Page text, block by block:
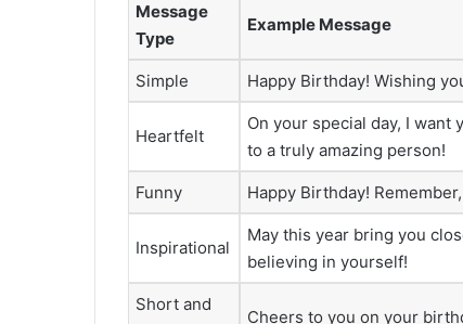
Message
Type
Example Message
Simple Happy Birthday! Wishing
Heartfelt
On your special day, I want
to a truly amazing person!
Funny Happy Birthday!
Inspirational
May this year bring you
believing in yourself!
Short and
Cheers to you on your